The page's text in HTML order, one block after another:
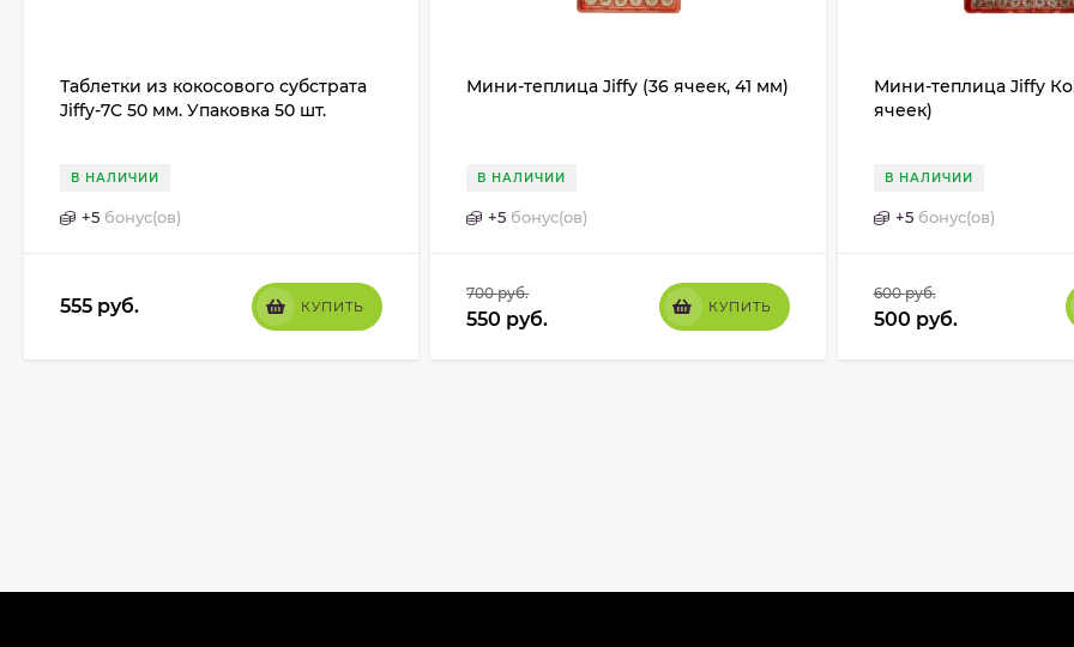
Таблетки из кокосового субстрата
Jiffy-7C 50 мм. Упаковка 50 шт.
В НАЛИЧИИ
+5 бонус(ов)
555 руб. КУПИТЬ
Мини-теплица Jiffy (36 ячеек, 41 мм)
В НАЛИЧИИ
+5 бонус(ов)
700руб.
550 руб.
КУПИТЬ
Мини-теплица Jiffy
ячеек)
В НАЛИЧИИ
+5 бонус(ов)
600руб.
500 руб.